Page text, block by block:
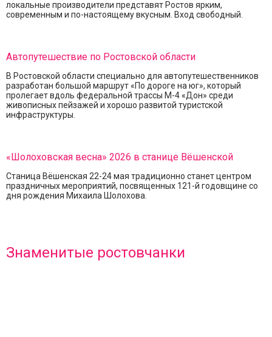
локальные производители представят Ростов ярким,
современным и по-настоящему вкусным. Вход свободный.
Автопутешествие по Ростовской области
В Ростовской области специально для автопутешественников
разработан большой маршрут «По дороге на юг», который
пролегает вдоль федеральной трассы М-4 «Дон» среди
живописных пейзажей и хорошо развитой туристской
инфраструктуры.
«Шолоховская весна» 2026 в станице Вёшенской
Станица Вёшенская 22-24 мая традиционно станет центром
праздничных мероприятий, посвященных 121-й годовщине со
дня рождения Михаила Шолохова.
Знаменитые ростовчанки